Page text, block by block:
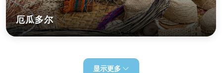
厄瓜多尔
显示更多